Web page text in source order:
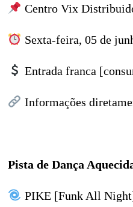
Centro Vix
Sexta-feira, 05 de
Entrada franca
Informações
Pista de Dança
PIKE [Funk All